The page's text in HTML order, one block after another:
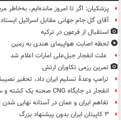
پزشکیان: اگر تا امروز مانده‌ایم، به‌خاطر
آقای گل جام جهانی مقابل اسرائیل ایستاد
استقبال از فرعون در ترکیه
لحظه اصابت هواپیمای هندی به زمین
علت انفجار جبل‌علی امارات اعلام شد
تمرین رزمی تکاوران ارتش
ترامپ وعدۀ تسلیم ایران داد، تحقیر
انفجار در جایگاه CNG صحنه یک کشته و سه مصدوم برجا گذاشت
تفاهم ایران و عمان در آستانه نهایی
۳ کاپیتان ایران بدون پیشنهاد بزرگ